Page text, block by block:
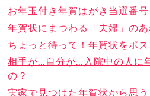
お年玉付き年賀はがき当選番号
年賀状にまつわる「夫婦」のあ
ちょっと待って！年賀状をポ
相手が…自分が…入院中の人に
の？
実家で見つけた年賀状から思う